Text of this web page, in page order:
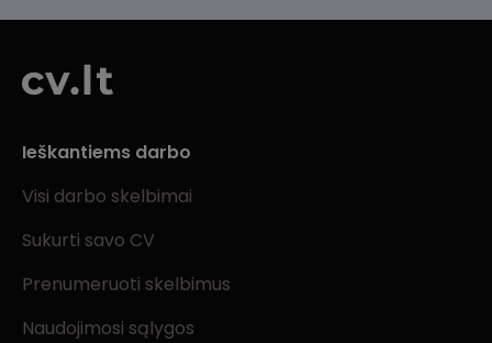
Ieškantiems darbo
Visi darbo skelbimai
Sukurti savo CV
Prenumeruoti skelbimus
Naudojimosi sąlygos